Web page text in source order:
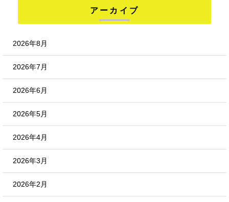
アーカイブ
2026年8月
2026年7月
2026年6月
2026年5月
2026年4月
2026年3月
2026年2月